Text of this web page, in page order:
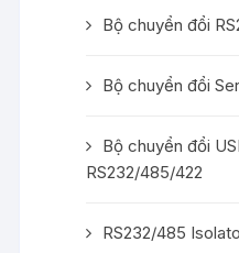
Bộ chuyển đổi
Bộ chuyển đổi
Bộ chuyển đổi
RS232/485/422
RS232/485